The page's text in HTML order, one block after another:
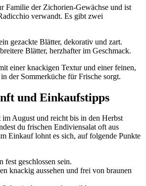
Familie der Zichorien-Gewächse und ist
verwandt. Es gibt zwei
gezackte Blätter, dekorativ und zart.
Blätter, herzhafter im Geschmack.
einer knackigen Textur und einer feinen,
der Sommerküche für Frische sorgt.
und Einkaufstipps
im August und reicht bis in den Herbst
du frischen Endiviensalat oft aus
Einkauf lohnt es sich, auf folgende Punkte
fest geschlossen sein.
knackig aussehen und frei von braunen